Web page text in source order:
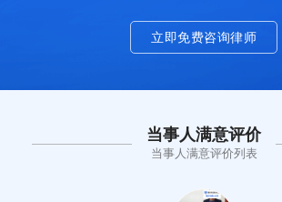
立即免费咨询律师
当事人满意评价
当事人满意评价列表